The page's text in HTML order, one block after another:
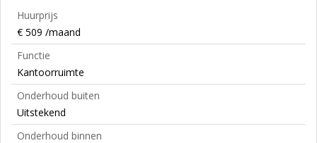
Huurprijs
€ 509 /maand
Functie
Kantoorruimte
Onderhoud buiten
Uitstekend
Onderhoud binnen